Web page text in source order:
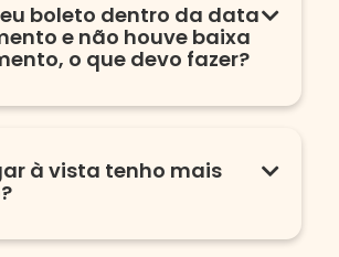
boleto dentro da data
e não houve baixa
o que devo fazer?
à vista tenho mais